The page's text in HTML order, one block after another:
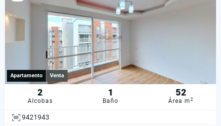
Apartamento Venta
2
Alcobas
1
Baño
52
Área m2
9421943